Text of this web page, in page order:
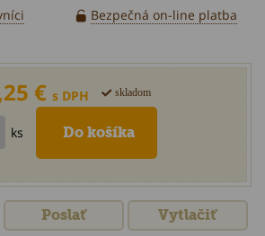
Bezpečná on-line platba
€ s DPH skladom
ks
Poslať Vytlačiť